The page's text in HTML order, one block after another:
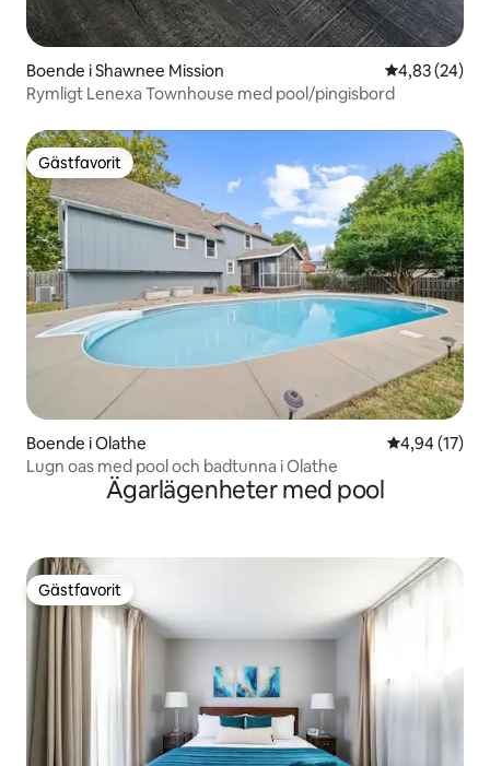
Boende i Shawnee Mission 4,83 av 5 i
4,83 (24)
Rymligt Lenexa Townhouse med pool/pingisbord
Gästfavorit
Gästfavorit
Boende i Olathe 4,94 av 5 i
4,94 (17)
Lugn oas med pool och badtunna i Olathe
Ägarlägenheter med pool
Gästfavorit
Gästfavorit